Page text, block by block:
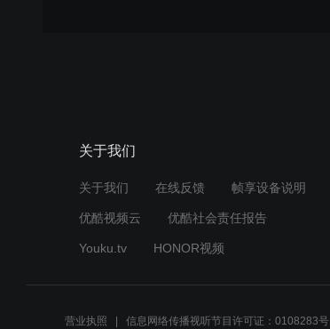
关于我们
关于我们 在线反馈 帧享设备说明
优酷视频云 优酷社会责任报告
Youku.tv HONOR视频
营业执照 信息网络传播视听节目许可证：0108283号